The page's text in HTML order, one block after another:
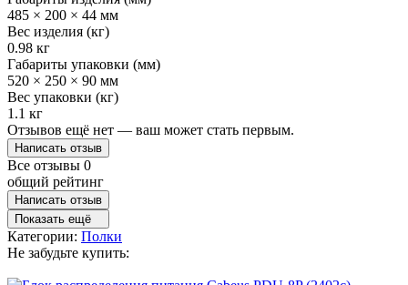
485 × 200 × 44 мм
Вес изделия (кг)
0.98 кг
Габариты упаковки (мм)
520 × 250 × 90 мм
Вес упаковки (кг)
1.1 кг
Отзывов ещё нет — ваш может стать первым.
Написать отзыв
Все отзывы 0
общий рейтинг
Написать отзыв
Показать ещё
Категории: Полки
Не забудьте купить: